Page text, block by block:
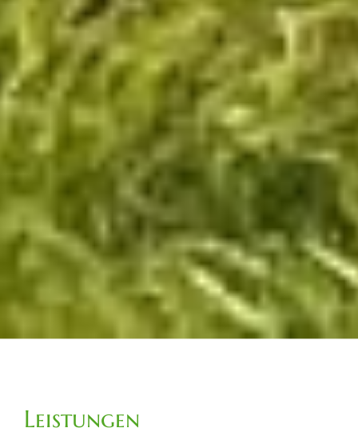
Leistungen